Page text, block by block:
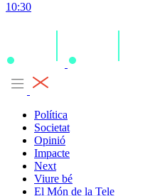
10:30
Política
Societat
Opinió
Impacte
Next
Viure bé
El Món de la Tele